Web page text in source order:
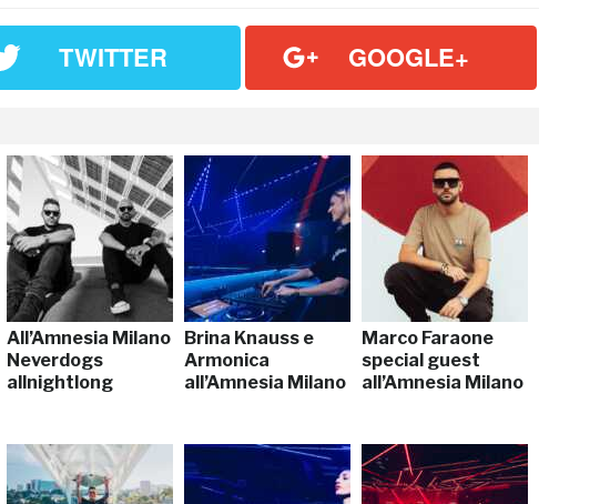
TWITTER GOOGLE+
All’Amnesia Milano
Neverdogs
allnightlong
Brina Knauss e
Armonica
all’Amnesia Milano
Marco Faraone
special guest
all’Amnesia Milano